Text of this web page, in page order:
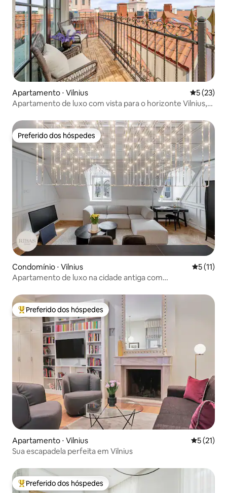
Apartamento ⋅ Vilnius 5 de uma
5 (23)
Apartamento de luxo com vista para o horizonte Vilnius,
Preferido dos hóspedes
Preferido dos hóspedes
Condomínio ⋅ Vilnius 5 de uma
5 (11)
Apartamento de luxo na cidade antiga com
Entre os melhores preferidos dos hóspedes
Preferido dos hóspedes
Apartamento ⋅ Vilnius 5 de uma
5 (21)
Sua escapadela perfeita em Vilnius
Entre os melhores preferidos dos hóspedes
Preferido dos hóspedes